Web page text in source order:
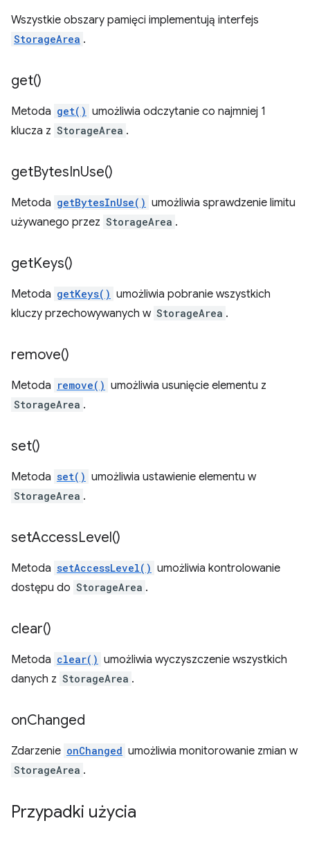
Wszystkie obszary pamięci implementują interfejs
StorageArea .
get()
Metoda get() umożliwia odczytanie co najmniej 1
klucza z StorageArea .
getBytesInUse()
Metoda getBytesInUse() umożliwia sprawdzenie limitu
używanego przez StorageArea .
getKeys()
Metoda getKeys() umożliwia pobranie wszystkich
kluczy przechowywanych w StorageArea .
remove()
Metoda remove() umożliwia usunięcie elementu z
StorageArea .
set()
Metoda set() umożliwia ustawienie elementu w
StorageArea .
setAccessLevel()
Metoda setAccessLevel() umożliwia kontrolowanie
dostępu do StorageArea .
clear()
Metoda clear() umożliwia wyczyszczenie wszystkich
danych z StorageArea .
onChanged
Zdarzenie onChanged umożliwia monitorowanie zmian w
StorageArea .
Przypadki użycia